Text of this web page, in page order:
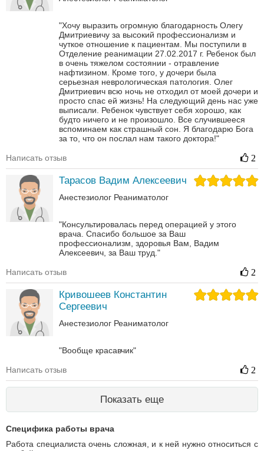
"Хочу выразить огромную благодарность Олегу
Дмитриевичу за высокий профессионализм и
чуткое отношение к пациентам. Мы поступили в
Отделение реанимации 27.02.2017 г. Ребенок был
в очень тяжелом состоянии - отравление
нафтизином. Кроме того, у дочери была
серьезная неврологическая патология. Олег
Дмитриевич всю ночь не отходил от моей дочери и
просто спас ей жизнь! На следующий день нас уже
выписали. Ребенок чувствует себя хорошо, как
будто ничего и не произошло. Все случившееся
вспоминаем как страшный сон. Я благодарю Бога
за то, что он послал нам такого доктора!"
Написать отзыв 2
Тарасов Вадим Алексеевич
Анестезиолог Реаниматолог
"Консультировалась перед операцией у этого
врача. Спасибо большое за Ваш
профессионализм, здоровья Вам, Вадим
Алексеевич, за Ваш труд."
Написать отзыв 2
Кривошеев Константин
Сергеевич
Анестезиолог Реаниматолог
"Вообще красавчик"
Написать отзыв 2
Показать еще
Специфика работы врача
Работа специалиста очень сложная, и к ней нужно относиться с